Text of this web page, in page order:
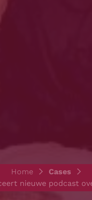
Home > Cases
>